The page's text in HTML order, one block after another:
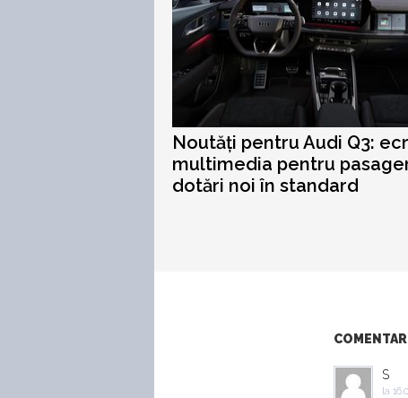
Noutăți pentru Audi Q3:
multimedia pentru
dotări noi în standard
S
la